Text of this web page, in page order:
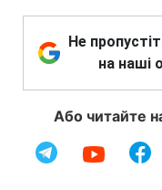
Не
на наші
Або читайте